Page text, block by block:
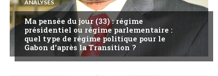
ANALYSES
Ma pensée du jour (33) : régime
présidentiel ou régime parlementaire :
quel type de régime politique pour le
Gabon d’après la Transition ?